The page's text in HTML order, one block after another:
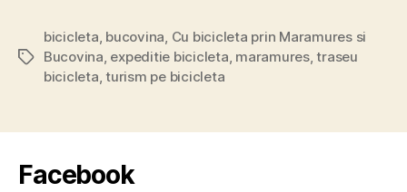
Tags
bicicleta, bucovina, Cu bicicleta prin Maramures si
Bucovina, expeditie bicicleta, maramures,traseu
bicicleta,turism pe bicicleta
Facebook